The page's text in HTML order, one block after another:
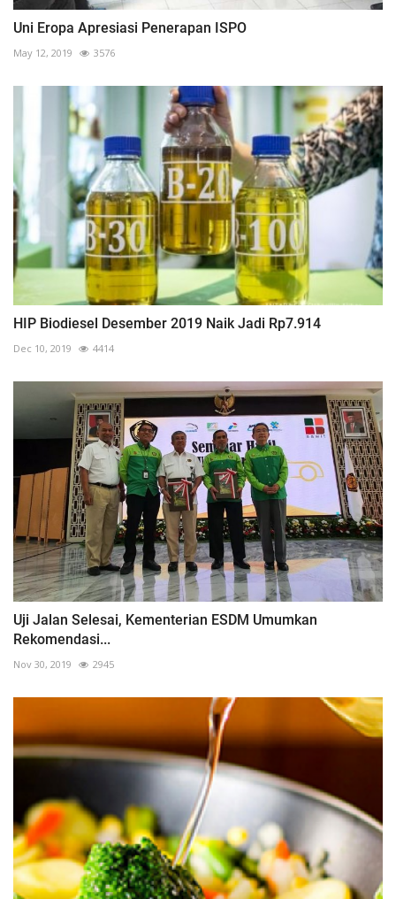
Uni Eropa Apresiasi Penerapan ISPO
May 12, 2019 3576
HIP Biodiesel Desember 2019 Naik Jadi Rp7.914
Dec 10, 2019 4414
Uji Jalan Selesai, Kementerian ESDM Umumkan
Rekomendasi...
Nov 30, 2019 2945